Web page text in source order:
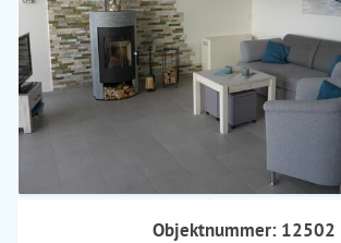
Objektnummer: 12502